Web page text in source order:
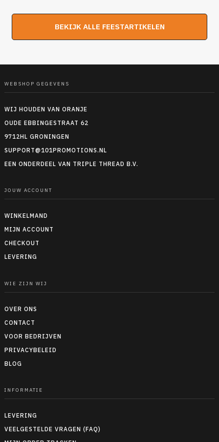
BEKIJK ALLE FEESTARTIKELEN
WEBSHOP GEGEVENS
WIJ HOUDEN VAN ORANJE
OUDE EBBINGESTRAAT 62
9712HL GRONINGEN
SUPPORT@101PROMOTIONS.NL
EEN ONDERDEEL VAN TRIPLE THREAD B.V.
JOUW ACCOUNT
WINKELMAND
MIJN ACCOUNT
CHECKOUT
LEVERING
WIE ZIJN WIJ
OVER ONS
CONTACT
VOOR BEDRIJVEN
PRIVACYBELEID
BLOG
INFORMATIE
LEVERING
VEELGESTELDE VRAGEN (FAQ)